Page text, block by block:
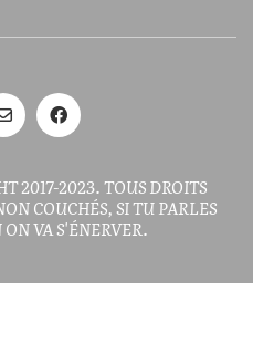
2017-2023. TOUS DROITS
COUCHÉS, SI TU PARLES
VA S'ÉNERVER.